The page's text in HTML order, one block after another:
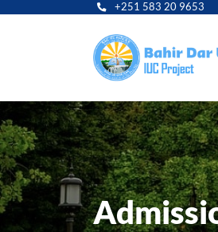
+251 583 20 9653